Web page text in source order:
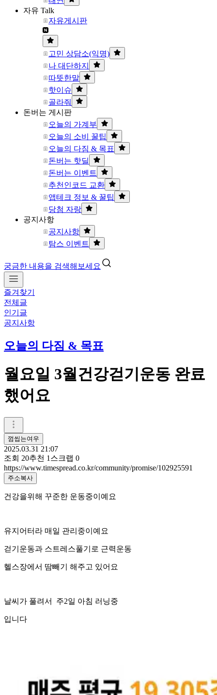
자유 Talk
자유게시판
고민 상담소(익명)
나 대단하지
따뜻한말
핫이슈
골라줘
돈버는 게시판
오늘의 가계부
오늘의 소비 꿀팁
오늘의 다짐 & 목표
돈버는 핫딜
돈버는 이벤트
추천인코드 교환
앱테크 정보 & 꿀팁
당첨 자랑
공지사항
공지사항
탐스 이벤트
궁금한 내용을 검색해보세요
즐겨찾기
전체글
인기글
공지사항
오늘의 다짐 & 목표
월요일 3월건강걷기운동 완료
했어요
껌씹는여우
2025.03.31 21:07
조회 20추천 1 스크랩 0
https://www.timespread.co.kr/community/promise/102925591
주소복사
건강을위해 꾸준한 운동중이예요
유지어터라 매일 관리중이예요
걷기운동과 스트레스풀기로 근력운동
헬스장에서 땀빼기 해주고 있어요
날씨가 풀려서 주2일 아침 러닝중
입니다